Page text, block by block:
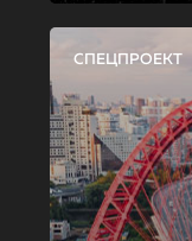
СПЕЦПРОЕКТ